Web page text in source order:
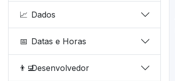
📈 Dados
📅 Datas e Horas
👨‍💻Desenvolvedor